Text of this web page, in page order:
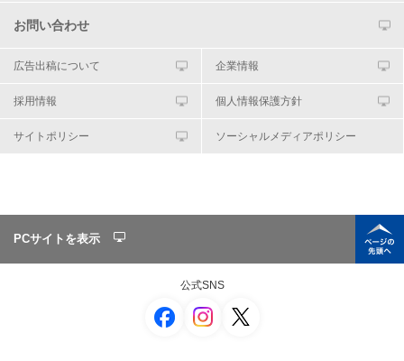
お問い合わせ
広告出稿について 企業情報
採用情報 個人情報保護方針
サイトポリシー ソーシャルメディアポリシー
PCサイトを表示
公式SNS